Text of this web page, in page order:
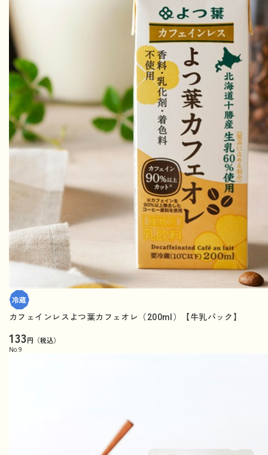
カフェインレスよつ葉カフェオレ（200ml）【牛乳パック】
133円（税込）
No. 9